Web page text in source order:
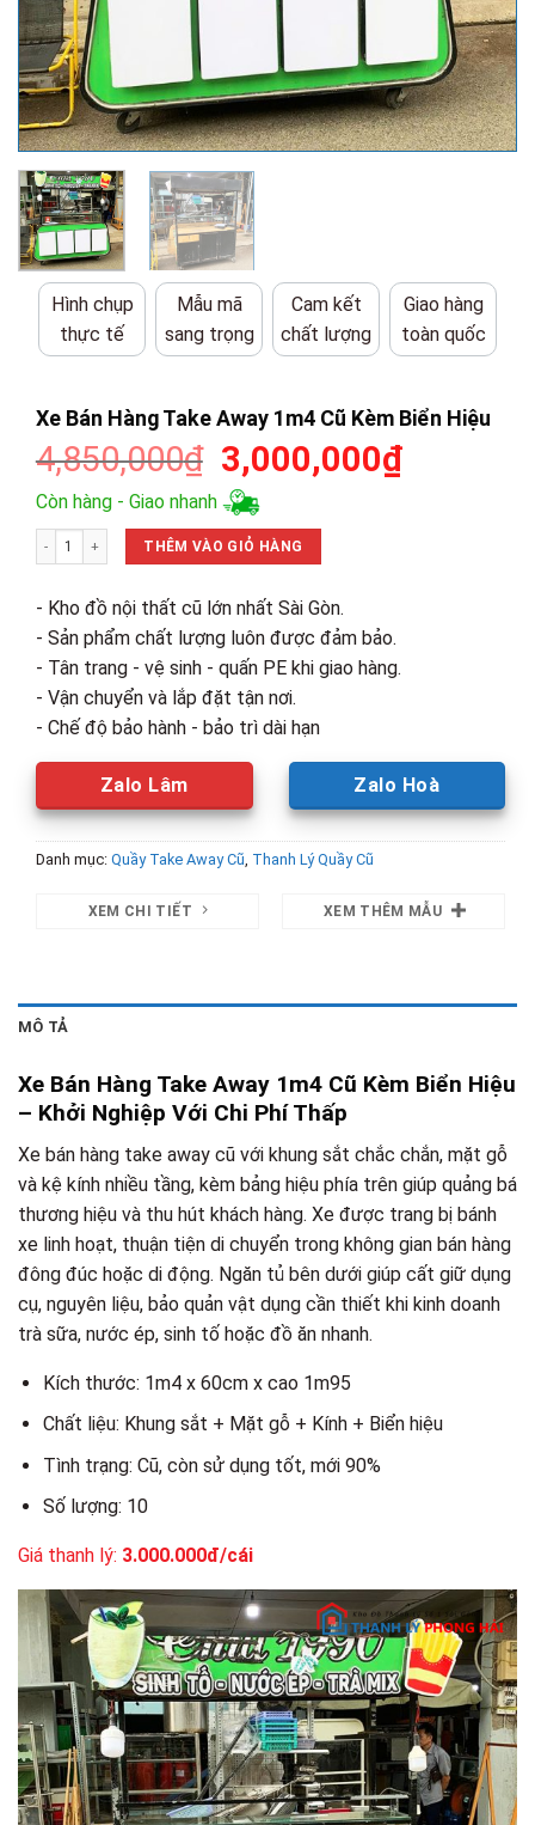
Hình chụp
thực tế
Mẫu mã
sang trọng
Cam kết
chất lượng
Giao hàng
toàn quốc
Xe Bán Hàng Take Away 1m4 Cũ Kèm Biển Hiệu
4,850,000₫ Giá
gốc
là:
4,850,000₫.
3,000,000₫Giá
Còn hàng - Giao nhanh
Xe Bán Hàng Take Away 1m4 Cũ Kèm Biển Hiệu số lượng
THÊM VÀO GIỎ HÀNG
- Kho đồ nội thất cũ lớn nhất Sài Gòn.
- Sản phẩm chất lượng luôn được đảm bảo.
- Tân trang - vệ sinh - quấn PE khi giao hàng.
- Vận chuyển và lắp đặt tận nơi.
- Chế độ bảo hành - bảo trì dài hạn
Zalo Lâm Zalo Hoà
Danh mục: Quầy Take Away Cũ, Thanh Lý Quầy Cũ
XEM CHI TIẾT XEM THÊM MẪU
MÔ TẢ
Xe Bán Hàng Take Away 1m4 Cũ Kèm Biển Hiệu
– Khởi Nghiệp Với Chi Phí Thấp
Xe bán hàng take away cũ với khung sắt chắc chắn, mặt gỗ
và kệ kính nhiều tầng, kèm bảng hiệu phía trên giúp quảng bá
thương hiệu và thu hút khách hàng. Xe được trang bị bánh
xe linh hoạt, thuận tiện di chuyển trong không gian bán hàng
đông đúc hoặc di động. Ngăn tủ bên dưới giúp cất giữ dụng
cụ, nguyên liệu, bảo quản vật dụng cần thiết khi kinh doanh
trà sữa, nước ép, sinh tố hoặc đồ ăn nhanh.
Kích thước: 1m4 x 60cm x cao 1m95
Chất liệu: Khung sắt + Mặt gỗ + Kính + Biển hiệu
Tình trạng: Cũ, còn sử dụng tốt, mới 90%
Số lượng: 10
Giá thanh lý: 3.000.000đ/cái